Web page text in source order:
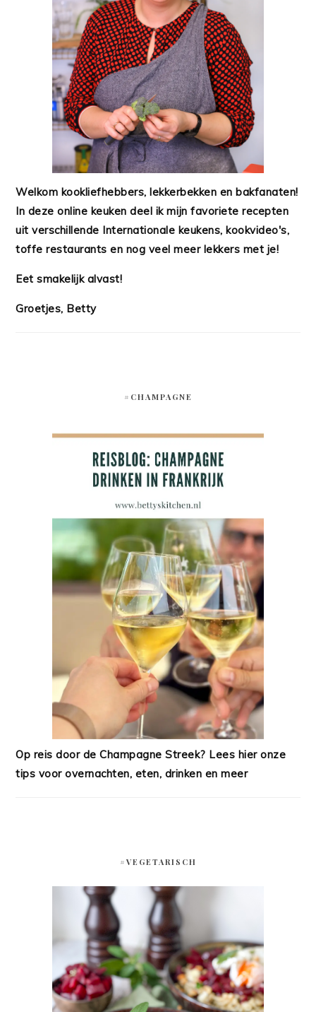
Welkom kookliefhebbers, lekkerbekken en bakfanaten!
In deze online keuken deel ik mijn favoriete recepten
uit verschillende Internationale keukens, kookvideo's,
toffe restaurants en nog veel meer lekkers met je!
Eet smakelijk alvast!
Groetjes, Betty
#CHAMPAGNE
Op reis door de Champagne Streek? Lees hier onze
tips voor overnachten, eten, drinken en meer
#VEGETARISCH